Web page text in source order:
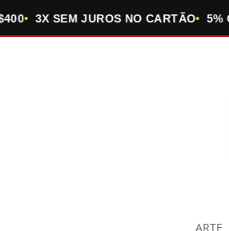
3X SEM JUROS NO CARTÃO 5% OFF
ARTE